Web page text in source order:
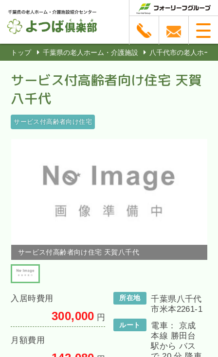
トップ 千葉県の老人ホーム・介護施設 八千代市の老人ホー
サービス付高齢者向け住宅 天賀
八千代
サービス付高齢者向け住宅
サービス付高齢者向け住宅 天賀八千代
入居時費用
300,000 円
月額費用
所在地
千葉県八千代
市米本2261-1
ルート
電車： 京成
本線 勝田台
駅から バス